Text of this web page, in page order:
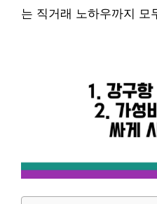
는 직거래 노하우까지 모